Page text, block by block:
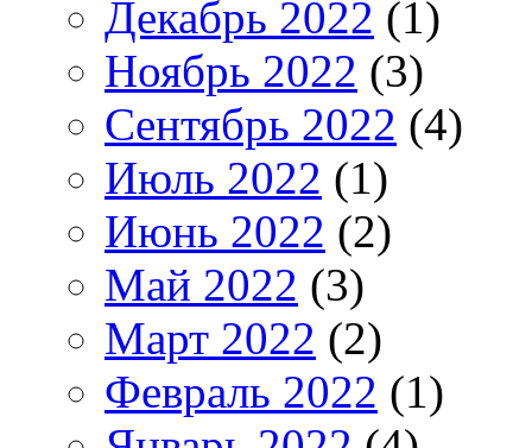
Декабрь 2022 (1)
Ноябрь 2022 (3)
Сентябрь 2022 (4)
Июль 2022 (1)
Июнь 2022 (2)
Май 2022 (3)
Март 2022 (2)
Февраль 2022 (1)